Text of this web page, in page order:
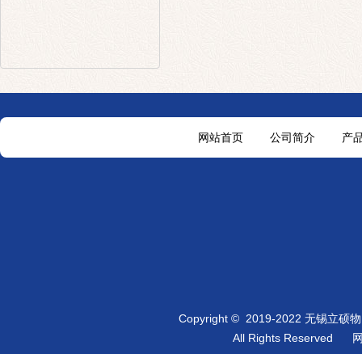
网站首页 公司简介 产
Copyright © 2019-2022 无锡立硕
All Rights Reserved